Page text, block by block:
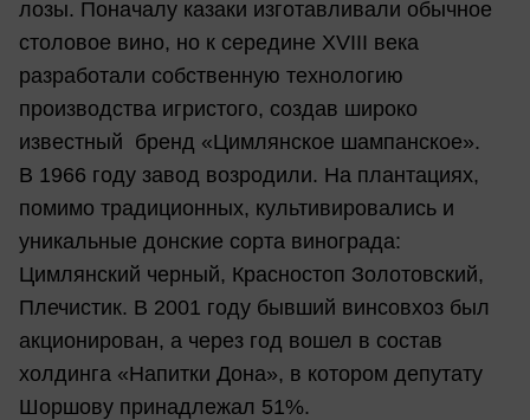
лозы. Поначалу казаки изготавливали обычное
столовое вино, но к середине XVIII века
разработали собственную технологию
производства игристого, создав широко
известный бренд «Цимлянское шампанское».
В 1966 году завод возродили. На плантациях,
помимо традиционных, культивировались и
уникальные донские сорта винограда:
Цимлянский черный, Красностоп Золотовский,
Плечистик. В 2001 году бывший винсовхоз был
акционирован, а через год вошел в состав
холдинга «Напитки Дона», в котором депутату
Шоршову принадлежал 51%.